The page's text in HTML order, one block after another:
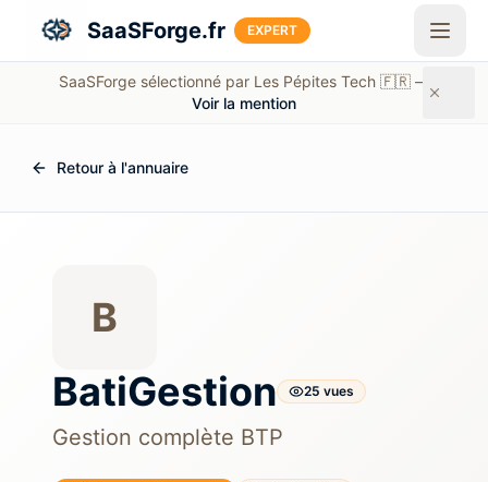
Aller au contenu principal
SaaSForge.fr EXPERT
SaaSForge sélectionné par Les Pépites Tech 🇫🇷 —
Voir la mention
Retour à l'annuaire
B
BatiGestion
25 vues
Gestion complète BTP